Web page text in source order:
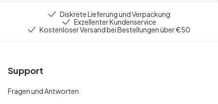
Diskrete Lieferung und Verpackung
Exzellenter Kundenservice
Kostenloser Versand bei Bestellungen über €50
Support
Fragen und Antworten